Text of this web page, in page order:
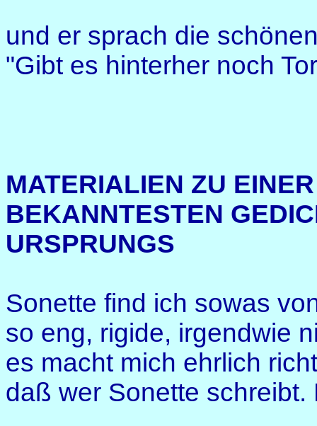
und er sprach die
"Gibt es hinterher noch
MATERIALIEN ZU
BEKANNTESTEN
URSPRUNGS
Sonette find ich sowas
so eng, rigide, irgendwie
es macht mich ehrlich
daß wer Sonette